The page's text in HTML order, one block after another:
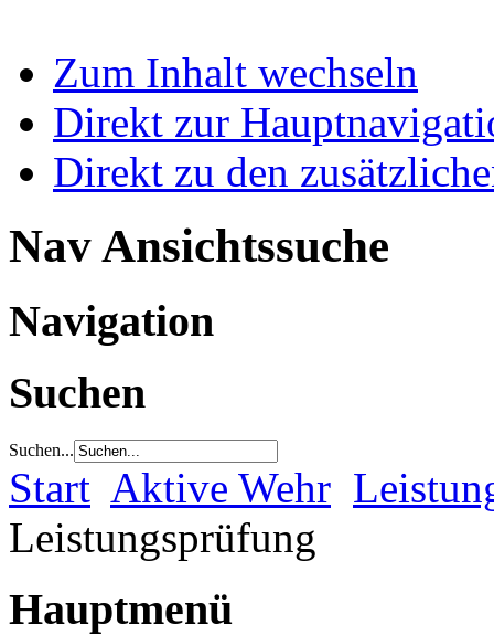
Zum Inhalt wechseln
Direkt zur
Direkt zu den
Nav Ansichtssuche
Navigation
Suchen
Suchen...
Start Aktive Wehr
Leistungsprüfung
Hauptmenü